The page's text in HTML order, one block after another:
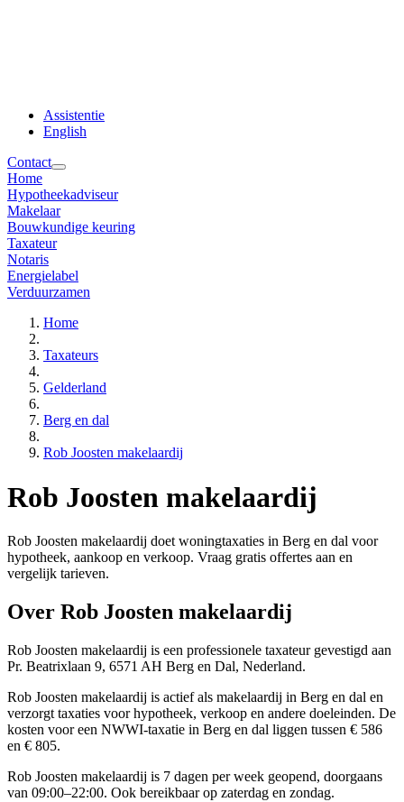
Assistentie
English
Contact
Home
Hypotheekadviseur
Makelaar
Bouwkundige keuring
Taxateur
Notaris
Energielabel
Verduurzamen
Home
Taxateurs
Gelderland
Berg en dal
Rob Joosten makelaardij
Rob Joosten makelaardij
Rob Joosten makelaardij doet woningtaxaties in Berg en dal voor
hypotheek, aankoop en verkoop. Vraag gratis offertes aan en
vergelijk tarieven.
Over Rob Joosten makelaardij
Rob Joosten makelaardij is een professionele taxateur gevestigd aan
Pr. Beatrixlaan 9, 6571 AH Berg en Dal, Nederland.
Rob Joosten makelaardij is actief als makelaardij in Berg en dal en
verzorgt taxaties voor hypotheek, verkoop en andere doeleinden. De
kosten voor een NWWI-taxatie in Berg en dal liggen tussen € 586
en € 805.
Rob Joosten makelaardij is 7 dagen per week geopend, doorgaans
van 09:00–22:00. Ook bereikbaar op zaterdag en zondag.